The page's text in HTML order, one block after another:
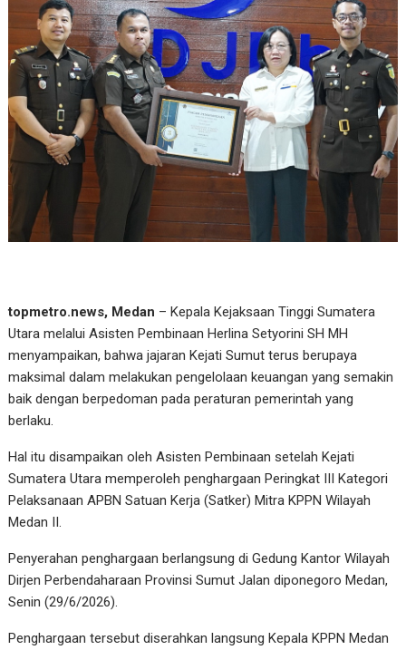
topmetro.news, Medan – Kepala Kejaksaan Tinggi Sumatera
Utara melalui Asisten Pembinaan Herlina Setyorini SH MH
menyampaikan, bahwa jajaran Kejati Sumut terus berupaya
maksimal dalam melakukan pengelolaan keuangan yang semakin
baik dengan berpedoman pada peraturan pemerintah yang
berlaku.
Hal itu disampaikan oleh Asisten Pembinaan setelah Kejati
Sumatera Utara memperoleh penghargaan Peringkat III Kategori
Pelaksanaan APBN Satuan Kerja (Satker) Mitra KPPN Wilayah
Medan II.
Penyerahan penghargaan berlangsung di Gedung Kantor Wilayah
Dirjen Perbendaharaan Provinsi Sumut Jalan diponegoro Medan,
Senin (29/6/2026).
Penghargaan tersebut diserahkan langsung Kepala KPPN Medan